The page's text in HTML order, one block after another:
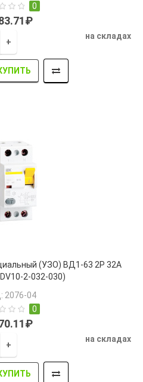
0
+
на складах
(УЗО) ВД1-63 2Р 32А
2-032-030)
2076-04
0
+
на складах